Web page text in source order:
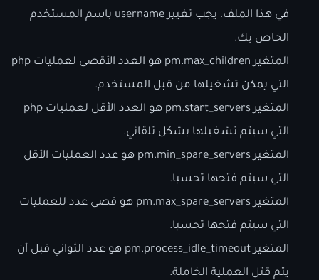
في هذا الملف، يجب تغيير username باسم المستخدم
الخاص بك.
المتغير pm.max_children هو العدد الأقصى لعمليات php
التي يمكن تشغيلها من قبل المستخدم.
المتغير pm.start_servers هو العدد الأقل لعمليات php
التي سيتم تشغيلها بشكل تلقائي.
المتغير pm.min_spare_servers هو عدد العمليات الأقل
التي سيتم فتحها تحسبا.
المتغير pm.max_spare_servers هو قصى عدد للعمليات
التي سيتم فتحها تحسبا.
المتغير pm.process_idle_timeout هو عدد الثواني قبل أن
يتم قتل العملية الخاملة.